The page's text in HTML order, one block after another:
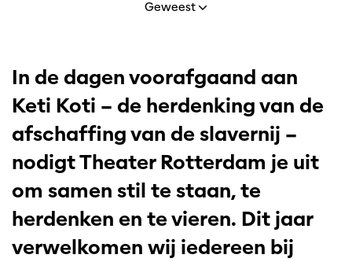
Geweest
In de dagen voorafgaand aan
Keti Koti – de herdenking van de
afschaffing van de slavernij –
nodigt Theater Rotterdam je uit
om samen stil te staan, te
herdenken en te vieren. Dit jaar
verwelkomen wij iedereen bij